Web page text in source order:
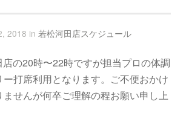
2018 in 若松河田店スケジュール
の20時〜22時ですが担当プロの体調
打席利用となります。ご不便おかけ
ませんが何卒ご理解の程お願い申し上